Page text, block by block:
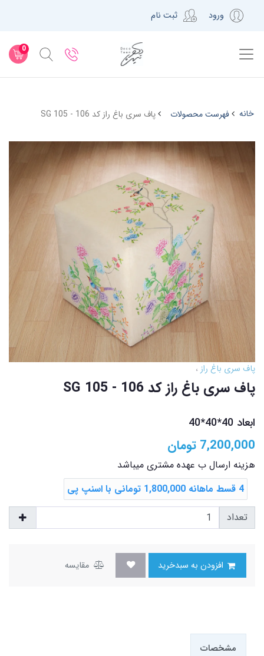
ورود ثبت نام
0
خانه فهرست محصولات پاف سری باغ راز کد SG 105 - 106
پاف سری باغ راز
پاف سری باغ راز کد SG 105 - 106
ابعاد 40*40*40
7,200,000 تومان
هزینه ارسال ب عهده مشتری میباشد
4 قسط ماهانه 1,800,000 تومانی با اسنپ ‌پی
تعداد
افزودن به سبدخرید مقایسه
مشخصات